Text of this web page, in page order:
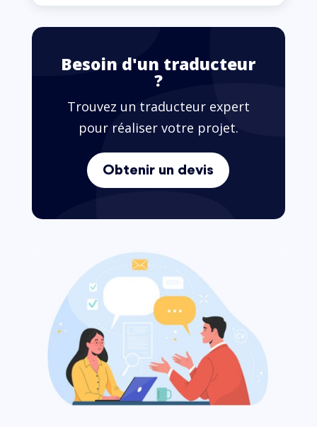
Besoin d'un traducteur
?
Trouvez un traducteur expert
pour réaliser votre projet.
Obtenir un devis